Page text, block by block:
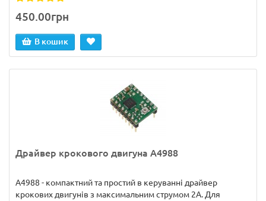
450.00грн
В кошик
Драйвер крокового двигуна A4988
A4988 - компактний та простий в керуванні драйвер
крокових двигунів з максимальним струмом 2А. Для